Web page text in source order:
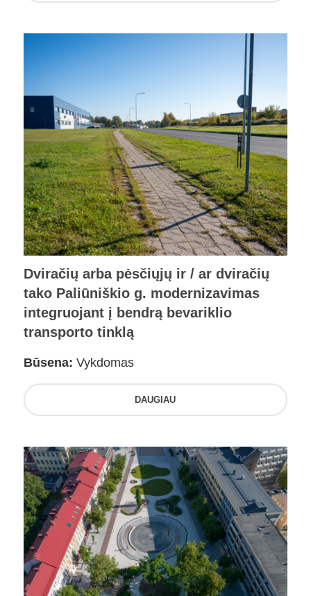
Dviračių arba pėsčiųjų ir / ar dviračių
tako Paliūniškio g. modernizavimas
integruojant į bendrą bevariklio
transporto tinklą
Būsena: Vykdomas
DAUGIAU